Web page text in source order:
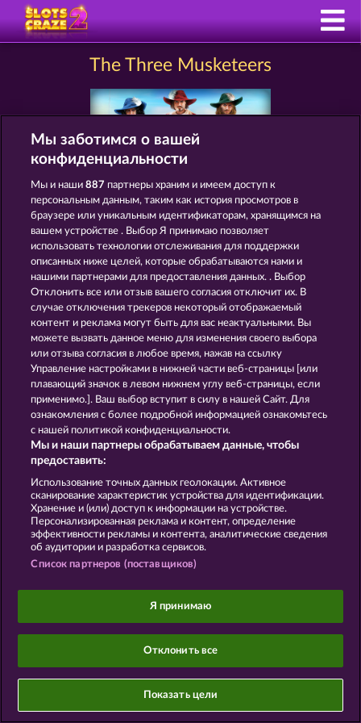
The Three Musketeers
Правила КОНФИДЕНЦИАЛЬНОСТЬ
О компании Компания ЧаВо
Facebook
Отправить Запрос об Отказе
Данный портал предназначен исключительно
для развлекательных целей и абсолютно не
влияет на потенциальный успех при игре на
©2026 Whow Games GmbH
Мы заботимся о вашей
конфиденциальности
Мы и наши887 партнеры храним и имеем доступ к
персональным данным, таким как история просмотров в
браузере или уникальным идентификаторам, хранящимся на
вашем устройстве . Выбор Я принимаю позволяет
использовать технологии отслеживания для поддержки
описанных ниже целей, которые обрабатываются нами и
нашими партнерами для предоставления данных. . Выбор
Отклонить все или отзыв вашего согласия отключит их. В
случае отключения трекеров некоторый отображаемый
контент и реклама могут быть для вас неактуальными. Вы
можете вызвать данное меню для изменения своего выбора
или отзыва согласия в любое время, нажав на ссылку
Управление настройками в нижней части веб-страницы [или
плавающий значок в левом нижнем углу веб-страницы, если
применимо.]. Ваш выбор вступит в силу в нашей Сайт. Для
ознакомления с более подробной информацией ознакомьтесь
с нашей политикой конфиденциальности.
Мы и наши партнеры обрабатываем данные, чтобы
предоставить:
Использование точных данных геолокации. Активное
сканирование характеристик устройства для идентификации.
Хранение и (или) доступ к информации на устройстве.
Персонализированная реклама и контент, определение
эффективности рекламы и контента, аналитические сведения
об аудитории и разработка сервисов.
Список партнеров (поставщиков)
Я принимаю
Отклонить все
Показать цели